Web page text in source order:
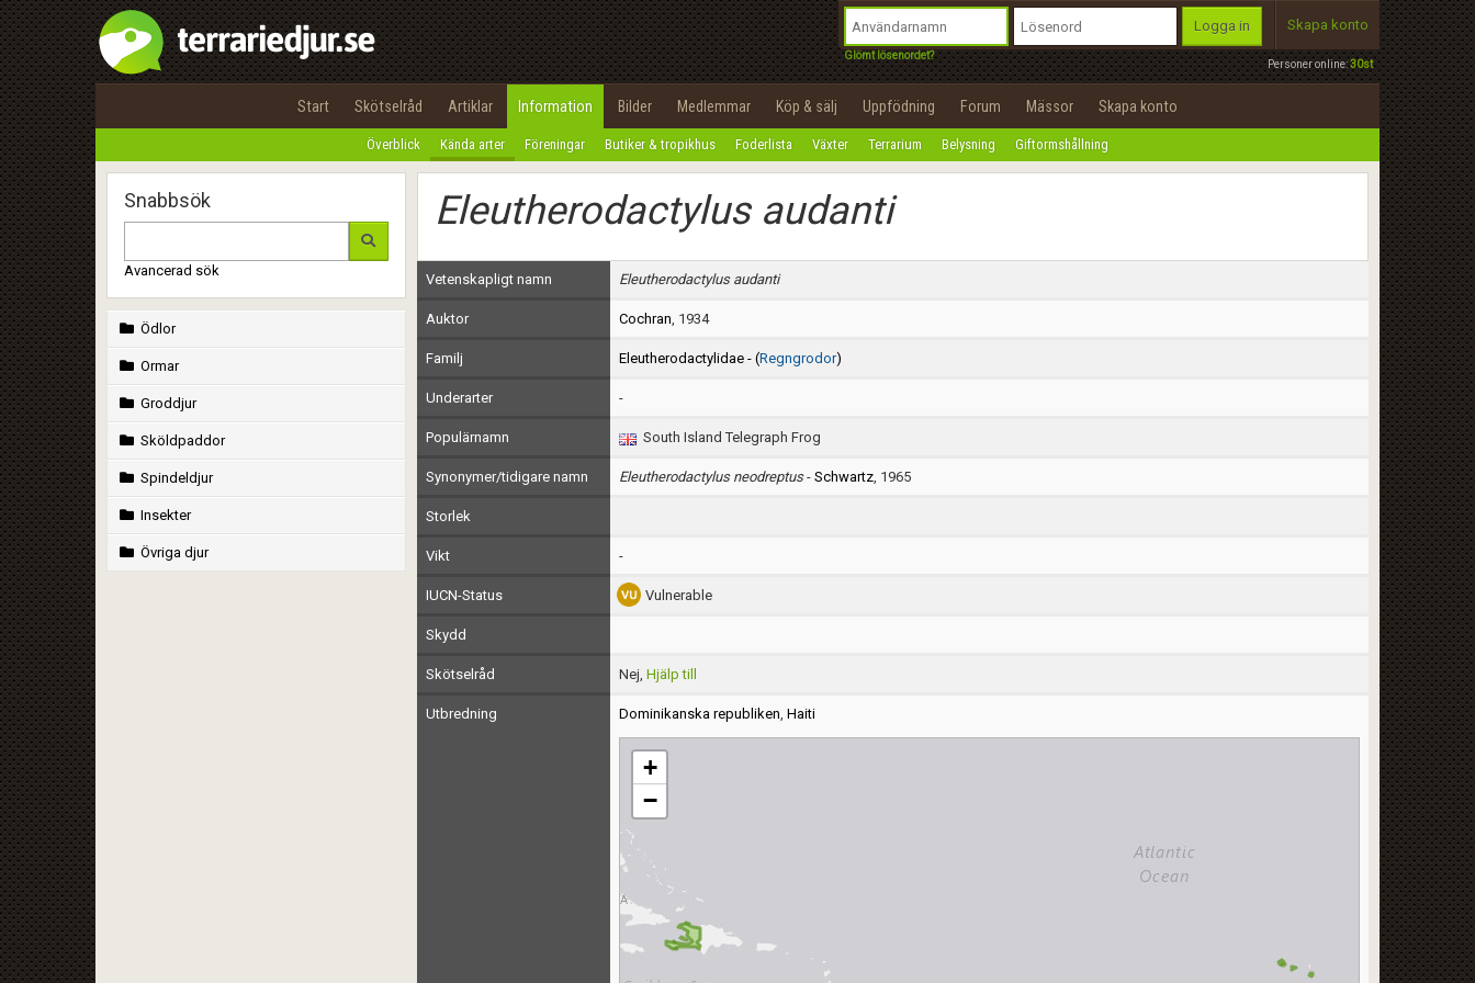
Personer online:30st
Logga in
Glömt lösenordet?
Skapa konto
Start Skötselråd Artiklar Information Bilder Medlemmar Köp & sälj Uppfödning Forum Mässor Skapa konto
Överblick Kända arter Föreningar Butiker & tropikhus Foderlista Växter Terrarium Belysning Giftormshållning
Snabbsök
Avancerad sök
Ödlor
Ormar
Groddjur
Sköldpaddor
Spindeldjur
Insekter
Övriga djur
Eleutherodactylus audanti
Vetenskapligt namn Eleutherodactylus audanti
Auktor Cochran, 1934
Familj Eleutherodactylidae - (Regngrodor)
Underarter -
Populärnamn South Island Telegraph Frog
Synonymer/tidigare namn Eleutherodactylus neodreptus- Schwartz, 1965
Storlek
Vikt -
IUCN-Status Vulnerable
Skydd
Skötselråd Nej, Hjälp till
Utbredning Dominikanska republiken, Haiti
+
−
Utför
100%
OK
integritetspolicy
Namn:
Epost:
Användarnamn:
Lösenord:
Privacy Policy
Terms of Service
Begär nytt lösenord
Tillbaka till förstasidan